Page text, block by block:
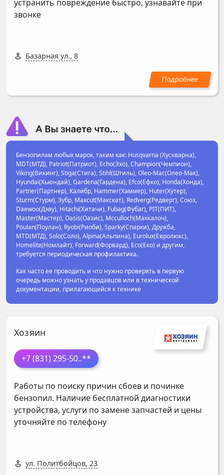
устранить повреждение быстро, узнавайте при
звонке
Базарная ул., 8
Бензопилам любых марок, таким как: Husqvarna (Хускварна),
MDT(МТД), Patriot(Патриот), Echo(Эхо), Champion(Чемпион),
Viking(Викинг), Stiga(Стига), Stihl(Штиль), Oleo-Mac(Олео-Мак),
Hyundai(Хьюндай), Gardena(Гардена), Efco(Ефко), Honda(Хонда),
Partner(Партнер), Калибр, Hammer(Хаммер), Huter(Хутер),
Sturm(Стурм), Зубр, Maxcut(Макскат), Redverg(Редверг), Союз,
Daewoo(Дэву), Hitachi(Хитачи), Fubag(Фубаг), PIT(ПИТ),
Master(Мастер), Oasis(Оазис), Mcculloch(Маккалоч),
Poulan(Поулан), Ryobi(Риоби), Sparky(Спарки), Дружба,
MTD(МТД), Solo(Соло), Alpina(Альпина), Eurolux(Евролюкс),
Homelite(Номлайт), Forward(Форвард), Eco(Еко) и другим,
требуется периодическая профилактика.
Как часто ее проводить и что нужно проверять в первую
очередь можно узнать у продавцов или в технической
документации, прилагающейся к технике
Хозяин
+7 (831) 295-50..**
Работы по поиску причин сбоев и починке
бензопил. Наличие бесплатной диагностики
устройства, услуги по замене запчастей и цены
уточняйте по телефону
ул. Политбойцов, 23